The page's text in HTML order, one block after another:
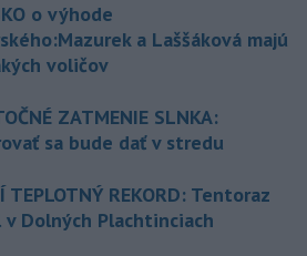
o výhode
a Laššáková majú
voličov
ZATMENIE SLNKA:
sa bude dať v stredu
TEPLOTNÝ REKORD: Tentoraz
v Dolných Plachtinciach